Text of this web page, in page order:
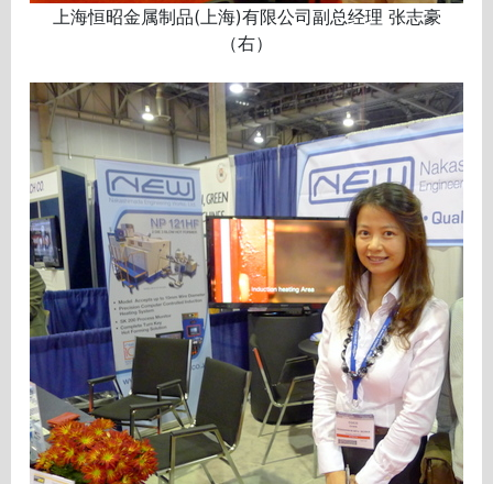
上海恒昭金属制品(上海)有限公司副总经理 张志豪
（右）